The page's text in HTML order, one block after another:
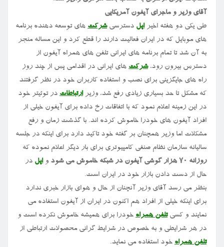
آقای وزیر و ماجرای آیفون آمریکایی
طی یکی دو هفته اخیراپل دسترسیشرکت های توسعه دهنده برنامه
های موبایل که در ایران فعالیت دارند را قطع کرد و این مساله منجر
به آن شد تا تمام برنامه های ایرانی تلفن های همراه آیفون از
دسترس بیرون رود،شرکت های ایرانی در اقدامی پس از چند روز
راه های جایگزینی برای نصب و استفاده کاربران خود در نظر گرفتند
که مشکل تا حد بسیاری زیادی رفع شد، وزیرارتباطات در توئیتر خود
در این زمینه اعلام نمود که با اتفاقات رخ داده برای آیفون خیلی از
افراد آیفون های خودرا خاموش کرده اند. با گذشت زمان و رفع
مشکلات اما وزیر همچنان بر گفته خود تاکید دارد برای اینکه در جلسه
سالیانه سازمان نظام صنفی کامپیوتری برای بار دیگر اعلام نموده که
روزانه ۷۰ هزار گوشی آیفون در شبکه خاموش می شود
واپل در
حال از دست دادن بازار خود در ایران است.
بنظر می رسد آقای وزیر آنچنان از حال و هوای بازار خبری ندارد
برای اینکه خیلی از افراد هم اکنون در ایران از آیفون استفاده می
نمایند و کسیتلفن همراه خودرا برای همیشه خاموش نکرده است و
در هر شرایطی و به خصوص در شرایط گرانی محصولات ارتباطی از
تلفن همراه خود استفاده می نماید.